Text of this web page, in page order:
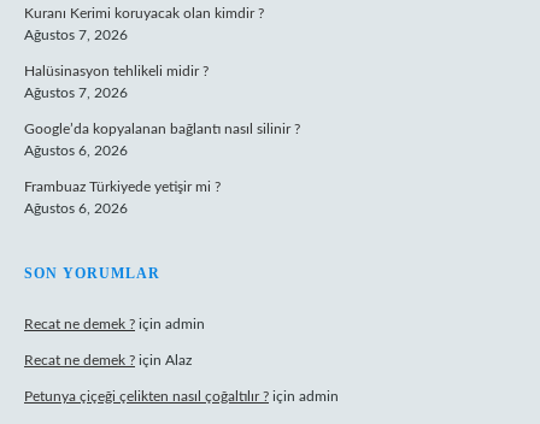
Kuranı Kerimi koruyacak olan kimdir ?
Ağustos 7, 2026
Halüsinasyon tehlikeli midir ?
Ağustos 7, 2026
Google’da kopyalanan bağlantı nasıl silinir ?
Ağustos 6, 2026
Frambuaz Türkiyede yetişir mi ?
Ağustos 6, 2026
SON YORUMLAR
Recat ne demek ? için admin
Recat ne demek ? için Alaz
Petunya çiçeği çelikten nasıl çoğaltılır ? için admin